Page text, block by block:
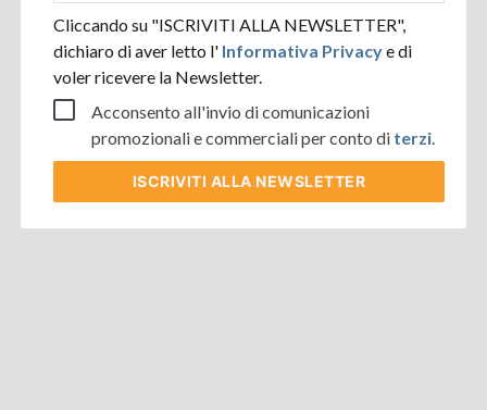
Cliccando su "ISCRIVITI ALLA NEWSLETTER",
dichiaro di aver letto l' Informativa Privacye di
voler ricevere la Newsletter.
Acconsento all'invio di comunicazioni
promozionali e commerciali per conto di terzi.
ISCRIVITI ALLA NEWSLETTER